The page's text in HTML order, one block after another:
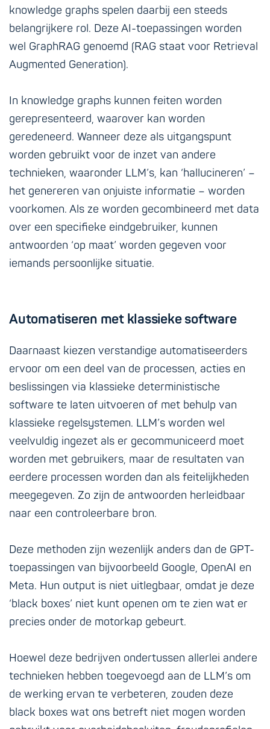
knowledge graphs spelen daarbij een steeds
belangrijkere rol. Deze AI-toepassingen worden
wel GraphRAG genoemd (RAG staat voor Retrieval
Augmented Generation).
In knowledge graphs kunnen feiten worden
gerepresenteerd, waarover kan worden
geredeneerd. Wanneer deze als uitgangspunt
worden gebruikt voor de inzet van andere
technieken, waaronder LLM’s, kan ‘hallucineren’ –
het genereren van onjuiste informatie – worden
voorkomen. Als ze worden gecombineerd met data
over een specifieke eindgebruiker, kunnen
antwoorden ‘op maat’ worden gegeven voor
iemands persoonlijke situatie.
Automatiseren met klassieke software
Daarnaast kiezen verstandige automatiseerders
ervoor om een deel van de processen, acties en
beslissingen via klassieke deterministische
software te laten uitvoeren of met behulp van
klassieke regelsystemen. LLM’s worden wel
veelvuldig ingezet als er gecommuniceerd moet
worden met gebruikers, maar de resultaten van
eerdere processen worden dan als feitelijkheden
meegegeven. Zo zijn de antwoorden herleidbaar
naar een controleerbare bron.
Deze methoden zijn wezenlijk anders dan de GPT-
toepassingen van bijvoorbeeld Google, OpenAI en
Meta. Hun output is niet uitlegbaar, omdat je deze
‘black boxes’ niet kunt openen om te zien wat er
precies onder de motorkap gebeurt.
Hoewel deze bedrijven ondertussen allerlei andere
technieken hebben toegevoegd aan de LLM’s om
de werking ervan te verbeteren, zouden deze
black boxes wat ons betreft niet mogen worden